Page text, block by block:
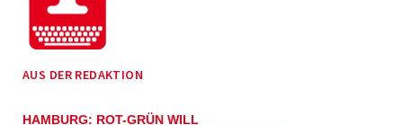
AUS DER REDAKTION
HAMBURG: ROT-GRÜN WILL